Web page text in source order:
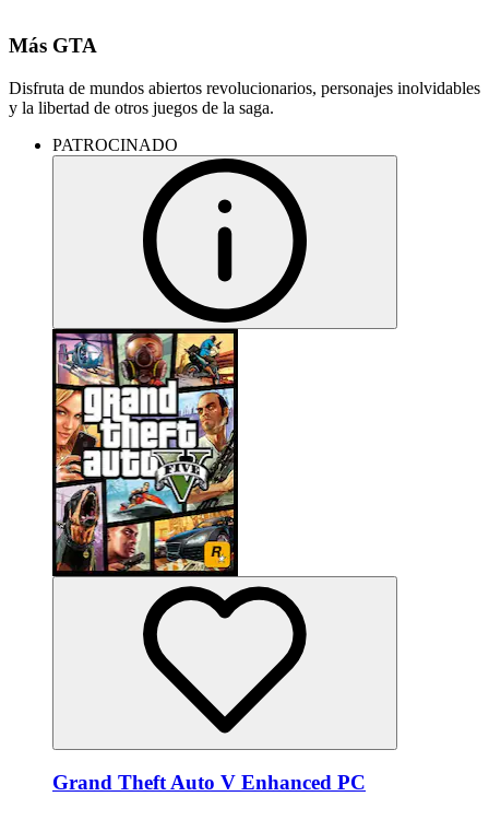
Más GTA
Disfruta de mundos abiertos revolucionarios, personajes inolvidables
y la libertad de otros juegos de la saga.
PATROCINADO
Grand Theft Auto V Enhanced PC